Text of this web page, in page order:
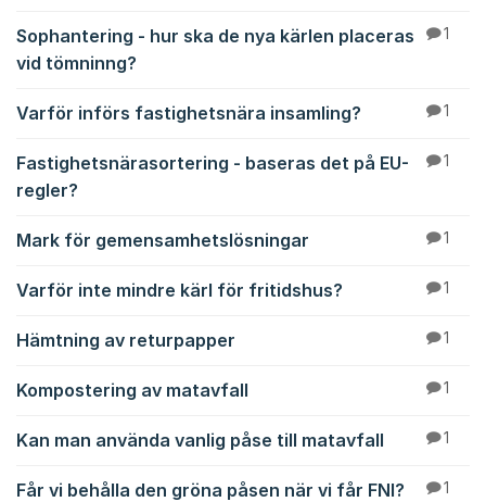
Sophantering - hur ska de nya kärlen placeras
vid tömninng?
1
Varför införs fastighetsnära insamling? 1
Fastighetsnärasortering - baseras det på EU-
regler?
1
Mark för gemensamhetslösningar 1
Varför inte mindre kärl för fritidshus? 1
Hämtning av returpapper 1
Kompostering av matavfall 1
Kan man använda vanlig påse till matavfall 1
Får vi behålla den gröna påsen när vi får FNI? 1